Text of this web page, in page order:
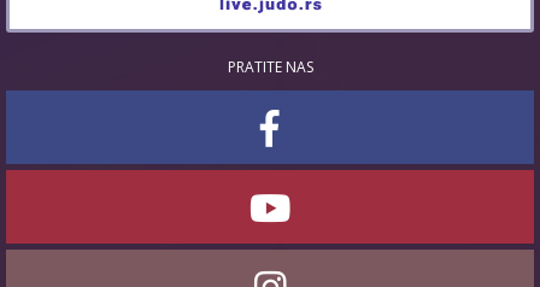
PRATITE NAS